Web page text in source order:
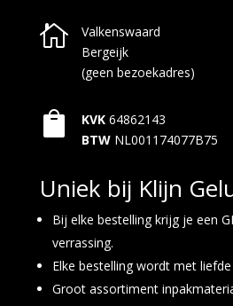

Valkenswaard
Bergeijk
(geen bezoekadres)
 KVK 64862143
BTW NL001174077B75
Uniek bij Klijn
Bij elke bestelling krijg je een
verrassing.
Elke bestelling wordt met
Groot assortiment